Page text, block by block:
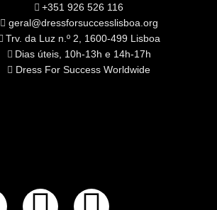
+351 926 526 116
geral@dressforsuccesslisboa.org
Trv. da Luz n.º 2, 1600-499 Lisboa
Dias úteis, 10h-13h e 14h-17h
Dress For Success Worldwide